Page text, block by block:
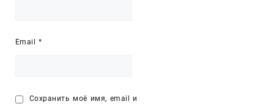
Email*
Сохранить моё имя, email и